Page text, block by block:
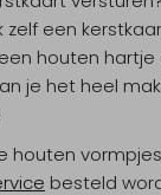
zelf een
houten hartje
je het heel
houten
besteld